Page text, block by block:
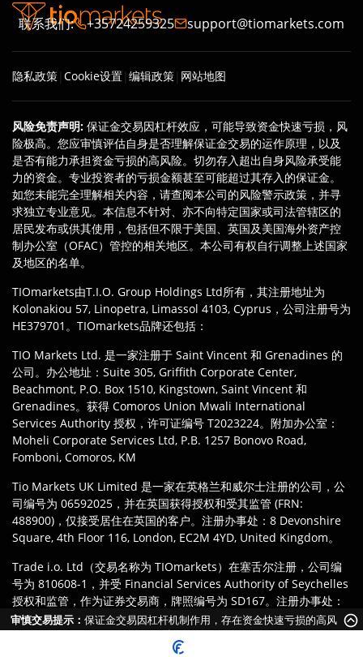
联系我们: +35724259325 support@tiomarkets.com
隐私政策| Cookie设置| 编辑政策| 网站地图
风险免责声明: 保证金交易因杠杆效应，可能导致资金快速亏损，风
险极高。您应审慎评估自身是否理解保证金交易的运作原理，以及
是否有能力承担资金亏损的高风险。切勿存入超出自身风险承受能
力的资金。专业投资者的亏损金额甚至可能超过其存入的保证金。
如您未能完全理解相关内容，请查阅本公司的风险警示政策，并寻
求独立专业意见。本信息不针对、亦不向特定国家或司法管辖区的
居民发布或供其使用，包括但不限于美国、英国及美国海外资产控
制办公室（OFAC）管控的相关地区。本公司有权自行调整上述国家
及地区的名单。
TIOmarkets由T.I.O. Group Holdings Ltd所有，其注册地址为
Kolonakiou 57, Linopetra, Limassol 4103, Cyprus，公司注册号为
HE379701。TIOmarkets品牌还包括：
TIO Markets Ltd. 是一家注册于 Saint Vincent 和 Grenadines 的
公司。办公地址：Suite 305, Griffith Corporate Center,
Beachmont, P.O. Box 1510, Kingstown, Saint Vincent 和
Grenadines。获得 Comoros Union Mwali International
Services Authority 授权，许可证编号 T2023224。附加办公室：
Moheli Corporate Services Ltd, P.B. 1257 Bonovo Road,
Fomboni, Comoros, KM
Tio Markets UK Limited 是一家在英格兰和威尔士注册的公司，公
司编号为 06592025，并在英国获得授权和受其监管 (FRN:
488900)，仅接受居住在英国的客户。注册办事处：8 Devonshire
Square, 4th Floor 116, London, EC2M 4YD, United Kingdom。
Trade i.o. Ltd（交易名称为 TIOmarkets）在塞舌尔注册，公司编
号为 810608-1，并受 Financial Services Authority of Seychelles
授权和监管，作为证券交易商，牌照编号为 SD167。注册办事处：
IMAD Complex, Office 12, 3rd floor Île du Port, Mahe
Seychelles.
审慎交易提示： 保证金交易因杠杆机制作用，存在资金快速亏损的高风
险。